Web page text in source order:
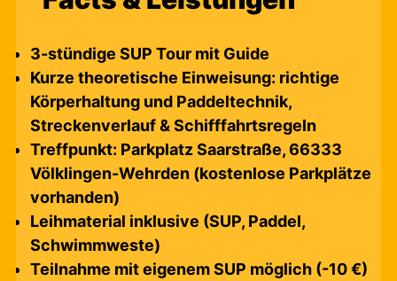
3-stündige SUP Tour mit Guide
Kurze theoretische Einweisung: richtige
Körperhaltung und Paddeltechnik,
Streckenverlauf & Schifffahrtsregeln
Treffpunkt: Parkplatz Saarstraße, 66333
Völklingen-Wehrden (kostenlose Parkplätze
vorhanden)
Leihmaterial inklusive (SUP, Paddel,
Schwimmweste)
Teilnahme mit eigenem SUP möglich (-10 €)